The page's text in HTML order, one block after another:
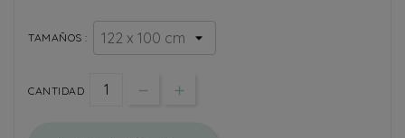
TAMAÑOS :
CANTIDAD